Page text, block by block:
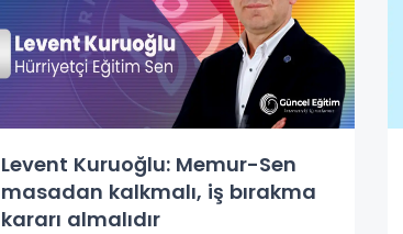
Levent Kuruoğlu: Memur-Sen
masadan kalkmalı, iş bırakma
kararı almalıdır